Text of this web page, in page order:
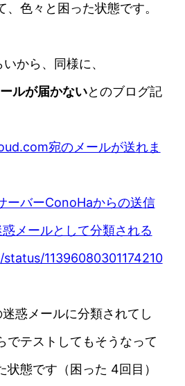
色々と困った状態です。
から、同様に、
ルが届かないとのブログ記
宛のメールが送れま
ーバーConoHaからの送信
メールとして分類される
11396080301174210
惑メールに分類されてし
でテストしてもそうなって
状態です（困った 4回目）